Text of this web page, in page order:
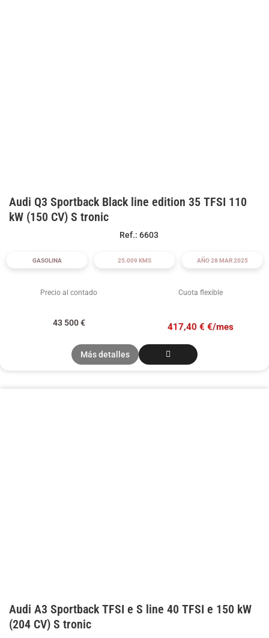
Audi Q3 Sportback Black line edition 35 TFSI 110
kW (150 CV) S tronic
Ref.: 6603
GASOLINA 25.009 KMS AÑO 28 MAR 2025
Precio al contado Cuota flexible
43 500€ 417,40 € €/mes
Más detalles
Audi A3 Sportback TFSI e S line 40 TFSI e 150 kW
(204 CV) S tronic